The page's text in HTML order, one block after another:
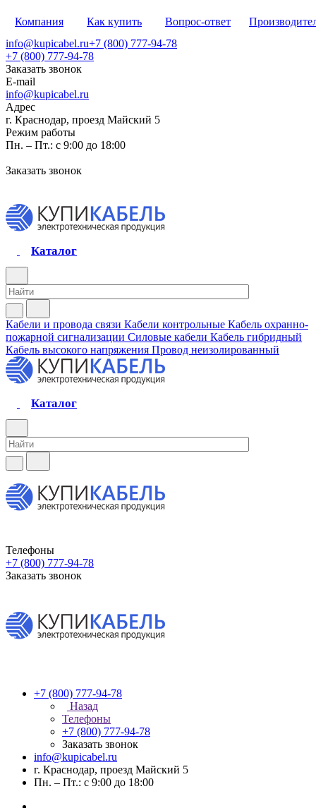
Компания Как купить Вопрос-ответ
info@kupicabel.ru+7 (800) 777-94-78
+7 (800) 777-94-78
Заказать звонок
E-mail
info@kupicabel.ru
Адрес
г. Краснодар, проезд Майский 5
Режим работы
Пн. – Пт.: с 9:00 до 18:00
Заказать звонок
Каталог
Кабели и провода связи Кабели контрольные Кабель охранно-
пожарной сигнализации Силовые кабели Кабель гибридный
Кабель высокого напряжения Провод неизолированный
Каталог
Телефоны
+7 (800) 777-94-78
Заказать звонок
+7 (800) 777-94-78
Назад
Телефоны
+7 (800) 777-94-78
Заказать звонок
info@kupicabel.ru
г. Краснодар, проезд Майский 5
Пн. – Пт.: с 9:00 до 18:00